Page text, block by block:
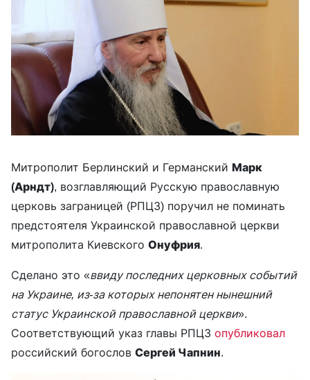
Митрополит Берлинский и Германский Марк
(Арндт), возглавляющий Русскую православную
церковь заграницей (РПЦЗ) поручил не поминать
предстоятеля Украинской православной церкви
митрополита Киевского Онуфрия.
Сделано это «ввиду последних церковных событий
на Украине, из-за которых непонятен нынешний
статус Украинской православной церкви».
Соответствующий указ главы РПЦЗ опубликовал
российский богослов Сергей Чапнин.